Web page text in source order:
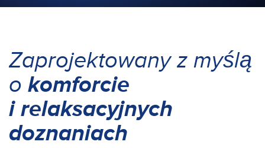
Zaprojektowany z myślą
o komforcie
i relaksacyjnych
doznaniach